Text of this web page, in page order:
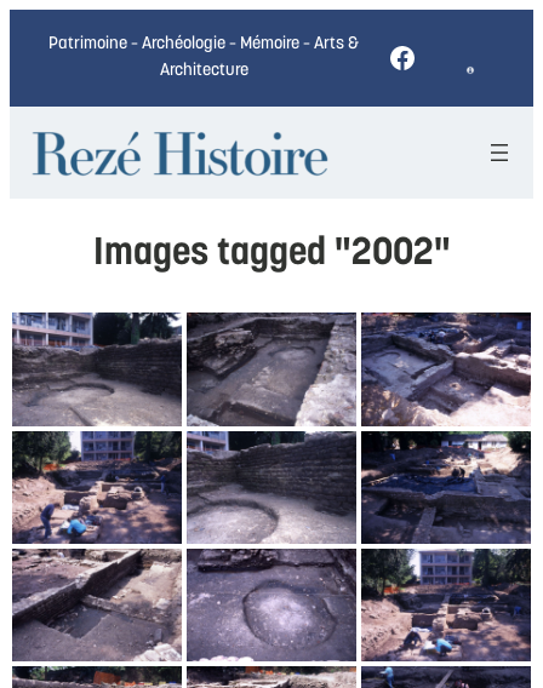
Patrimoine – Archéologie – Mémoire – Arts &
Architecture
Facebook
Images tagged "2002"